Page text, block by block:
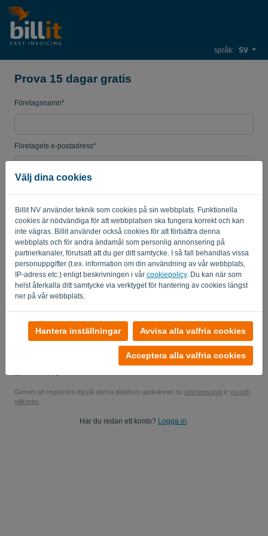
Välj dina cookies
Billit NV använder teknik som cookies på sin webbplats. Funktionella
cookies är nödvändiga för att webbplatsen ska fungera korrekt och kan
inte vägras. Billit använder också cookies för att förbättra denna
webbplats och för andra ändamål som personlig annonsering på
partnerkanaler, förutsatt att du ger ditt samtycke. I så fall behandlas vissa
personuppgifter (t.ex. information om din användning av vår webbplats,
IP-adress etc.) enligt beskrivningen i vår cookiepolicy. Du kan när som
helst återkalla ditt samtycke via verktyget för hantering av cookies längst
ner på vår webbplats.
Hantera inställningar Avvisa alla valfria cookies
Acceptera alla valfria cookies
språk: SV
Prova 15 dagar gratis
Företagsnamn*
Företagets e-postadress*
Land
Ja, du kan skicka mina produktuppdateringar..
Ja, du kan skicka mig marknadsföringsuppdateringar.
Starta din kostnadsfria provperiod
Inga strängar bifogade! 100% engagemangsfritt
Genom att registrera dig på denna plattform godkänner du sekretesspol ic yn och
villkoren
Har du redan ett konto? Logga in.